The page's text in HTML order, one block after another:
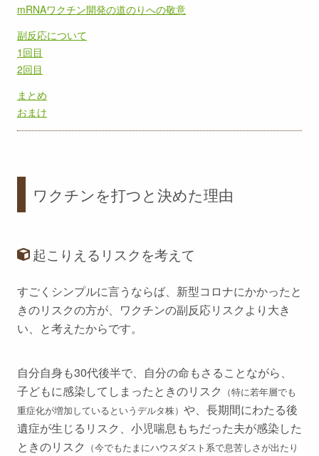
mRNAワクチン開発の道のりへの敬意
副反応について
1回目
2回目
まとめ
おまけ
ワクチンを打つと決めた理由
起こりえるリスクを考えて
すごくシンプルに言うならば、新型コロナにかかったと
きのリスクの方が、ワクチンの副反応リスクより大き
い、と考えたからです。
自分自身も30代後半で、自分の命もさることながら、
子どもに感染してしまったときのリスク （特に若年層でも
重症化が増加しているというデルタ株） や、長期間にわたる後
遺症が生じるリスク、小児喘息もちだった夫が感染した
ときのリスク （今でもたまにハウスダスト系で息苦しさが出たり